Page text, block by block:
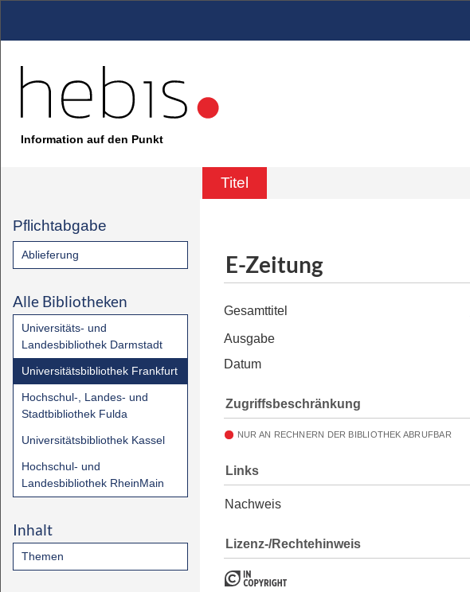
Information auf den Punkt
Titel
Pflichtabgabe
Ablieferung
Alle Bibliotheken
Universitäts- und
Landesbibliothek Darmstadt
Universitätsbibliothek Frankfurt
Hochschul-, Landes- und
Stadtbibliothek Fulda
Universitätsbibliothek Kassel
Hochschul- und
Landesbibliothek RheinMain
Inhalt
Themen
E-Zeitung
Gesamttitel
Ausgabe
Datum
Zugriffsbeschränkung
NUR AN RECHNERN DER BIBLIOTHEK ABRUFBAR
Links
Nachweis
Lizenz-/Rechtehinweis